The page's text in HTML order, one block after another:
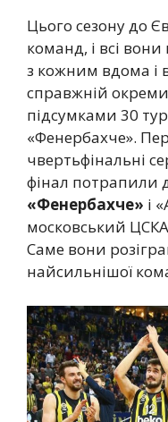
Цього сезону до
команд, і всі
з кожним вдома і
справжній
підсумками 30
«Фенербахче».
чвертьфінальні
фінал потрапили
«Фенербахче» і
московський
Саме вони
найсильнішої